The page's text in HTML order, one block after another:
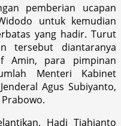
pemberian ucapan
untuk kemudian
yang hadir. Turut
tersebut diantaranya
Amin, para pimpinan
Menteri Kabinet
Agus Subiyanto,
Hadi Tjahjanto